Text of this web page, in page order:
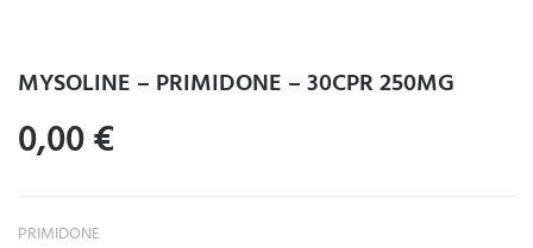
MYSOLINE – PRIMIDONE – 30CPR 250MG
0,00€
PRIMIDONE